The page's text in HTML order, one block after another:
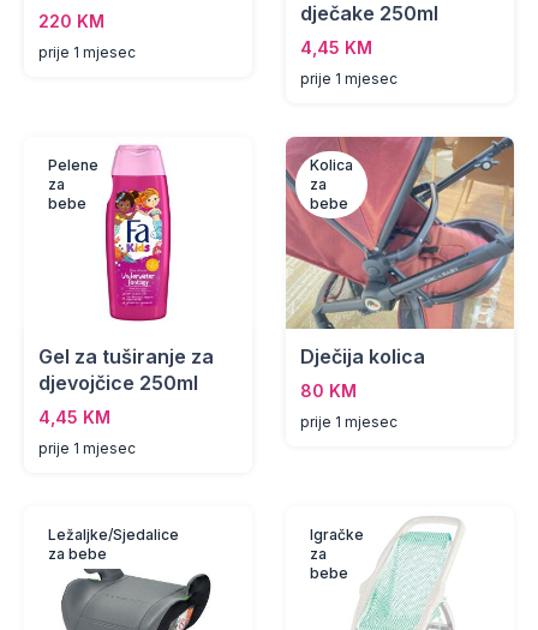
220 KM
prije 1 mjesec
dječake 250ml
4,45 KM
prije 1 mjesec
Pelene
za
bebe
Gel za tuširanje za
djevojčice 250ml
4,45 KM
prije 1 mjesec
Kolica
za
bebe
Dječija kolica
80 KM
prije 1 mjesec
Ležaljke/Sjedalice
za bebe
Igračke
za
bebe